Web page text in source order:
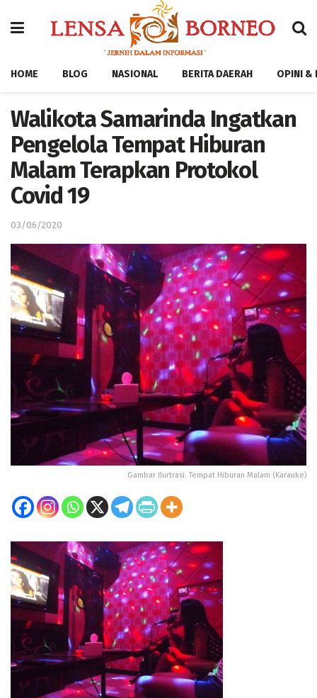
HOME BLOG NASIONAL BERITA DAERAH OPINI &
Walikota Samarinda Ingatkan
Pengelola Tempat Hiburan
Malam Terapkan Protokol
Covid 19
03/06/2020
Gambar Ilurtrasi. Tempat Hiburan Malam (Karauke)